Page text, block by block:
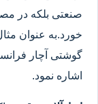
صنعتی بلکه در
خورد.به عنوان
گوشتی آچار
اشاره نمود.